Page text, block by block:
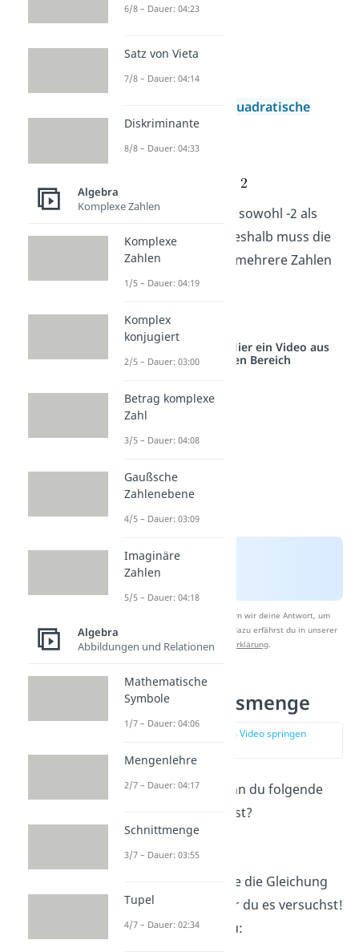
Beispiel 2: x² = 4
quadratische
Gleichung lösen
Du kannst für x also sowohl -2 als
auch 2 einsetzten. Deshalb muss die
Lösungsmenge hier mehrere Zahlen
beinhalten:
= {-2;2}
Studyflix vernetzt: Hier ein Video aus
einem anderen Bereich
Nach Beantwortung speichern wir deine Antwort, um
Studyflix zu verbessern. Mehr dazu erfährst du in unserer
Datenschutzerklärung.
Leere Lösungsmenge
zur Stelle im Video springen
Was fällt dir auf, wenn du folgende
Gleichung betrachtest?
Es gibt keine Zahl, die die Gleichung
löst, egal mit welcher du es versuchst!
Deshalb schreibst du:
6/8 – Dauer: 04:23
Satz von Vieta
7/8 – Dauer: 04:14
Diskriminante
8/8 – Dauer: 04:33
Algebra
Komplexe Zahlen
Komplexe
Zahlen
1/5 – Dauer: 04:19
Komplex
konjugiert
2/5 – Dauer: 03:00
Betrag komplexe
Zahl
3/5 – Dauer: 04:08
Gaußsche
Zahlenebene
4/5 – Dauer: 03:09
Imaginäre
Zahlen
5/5 – Dauer: 04:18
Algebra
Abbildungen und Relationen
Mathematische
Symbole
1/7 – Dauer: 04:06
Mengenlehre
2/7 – Dauer: 04:17
Schnittmenge
3/7 – Dauer: 03:55
Tupel
4/7 – Dauer: 02:34